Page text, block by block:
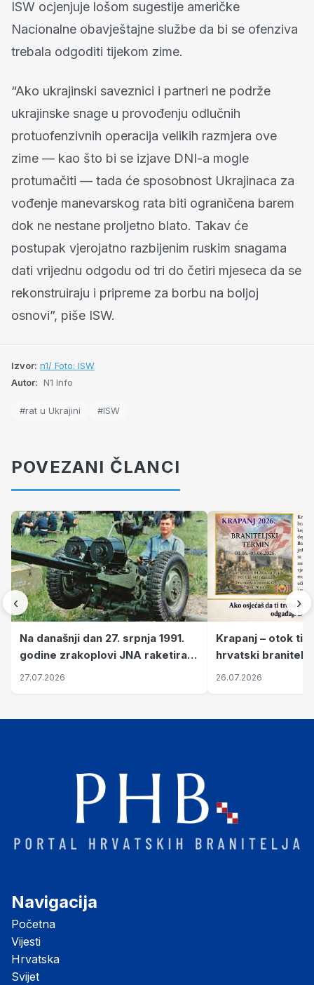
ISW ocjenjuje lošom sugestije američke
Nacionalne obavještajne službe da bi se ofenziva
trebala odgoditi tijekom zime.
“Ako ukrajinski saveznici i partneri ne podrže
ukrajinske snage u provođenju odlučnih
protuofenzivnih operacija velikih razmjera ove
zime — kao što bi se izjave DNI-a mogle
protumačiti — tada će sposobnost Ukrajinaca za
vođenje manevarskog rata biti ograničena barem
dok ne nestane proljetno blato. Takav će
postupak vjerojatno razbijenim ruskim snagama
dati vrijednu odgodu od tri do četiri mjeseca da se
rekonstruiraju i pripreme za borbu na boljoj
osnovi”, piše ISW.
Izvor: n1/ Foto: ISW
Autor: N1 Info
#rat u Ukrajini #ISW
POVEZANI ČLANCI
‹
Na današnji dan 27. srpnja 1991.
godine zrakoplovi JNA raketirali
su vojarnu i obučni centar "Nikola
27.07.2026
Krapanj – otok
hrvatski branitelji
pronalaze mir
26.07.2026
›
Navigacija
Početna
Vijesti
Hrvatska
Svijet